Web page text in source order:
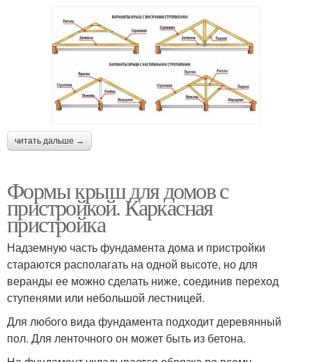
читать дальше →
Формы крыш для домов с
пристройкой. Каркасная
пристройка
Надземную часть фундамента дома и пристройки
стараются располагать на одной высоте, но для
веранды ее можно сделать ниже, соединив переход
ступенями или небольшой лестницей.
Для любого вида фундамента подходит деревянный
пол. Для ленточного он может быть из бетона.